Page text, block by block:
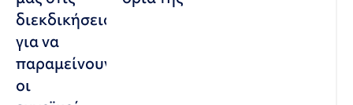
διεκδικήσεις,
για να
παραμείνουν
οι